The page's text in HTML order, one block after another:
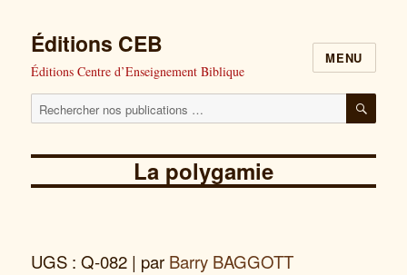
Éditions CEB
Éditions Centre d’Enseignement Biblique
MENU
Cherchez
publications
pour
La polygamie
UGS : Q-082 | par Barry BAGGOTT